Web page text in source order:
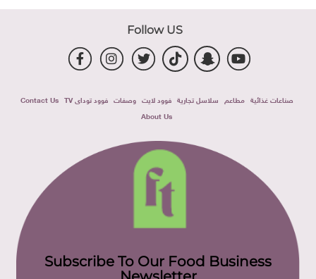
Follow US
صناعات غذائية مطاعم سلاسل تجارية فوود لايت وصفات فوود توداى TV
Contact Us
About Us
Subscribe To Our Food Business